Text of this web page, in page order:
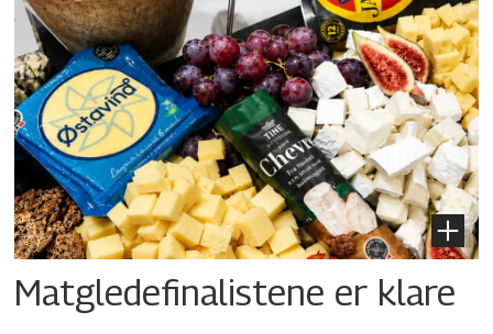
Matgledefinalistene er klare